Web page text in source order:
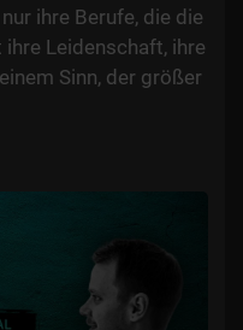
ihre Berufe, die die
Leidenschaft, ihre
Sinn, der größer